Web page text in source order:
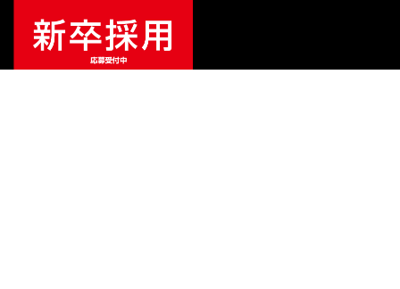
販売価格¥16,918（税込）